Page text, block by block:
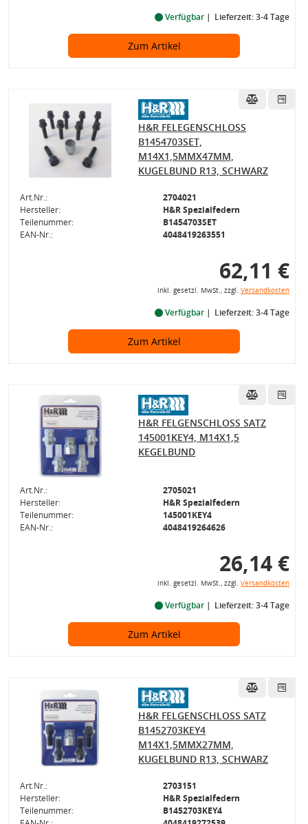
Verfügbar Lieferzeit: 3-4 Tage
Zum Artikel
H&R FELEGENSCHLOSS
B1454703SET,
M14X1,5MMX47MM,
KUGELBUND R13, SCHWARZ
Art.Nr.:
2704021
Hersteller:
H&R Spezialfedern
Teilenummer:
B1454703SET
EAN-Nr.:
4048419263551
62,11 €
inkl. gesetzl. MwSt., zzgl. Versandkosten
Verfügbar Lieferzeit: 3-4 Tage
Zum Artikel
H&R FELGENSCHLOSS SATZ
145001KEY4, M14X1,5
KEGELBUND
Art.Nr.:
2705021
Hersteller:
H&R Spezialfedern
Teilenummer:
145001KEY4
EAN-Nr.:
4048419264626
26,14 €
inkl. gesetzl. MwSt., zzgl. Versandkosten
Verfügbar Lieferzeit: 3-4 Tage
Zum Artikel
H&R FELGENSCHLOSS SATZ
B1452703KEY4
M14X1,5MMX27MM,
KUGELBUND R13, SCHWARZ
Art.Nr.:
2703151
Hersteller:
H&R Spezialfedern
Teilenummer:
B1452703KEY4